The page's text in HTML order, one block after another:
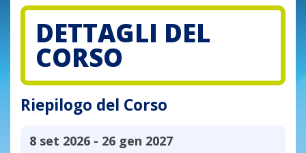
DETTAGLI DEL
CORSO
Riepilogo del Corso
8 set 2026 - 26 gen 2027